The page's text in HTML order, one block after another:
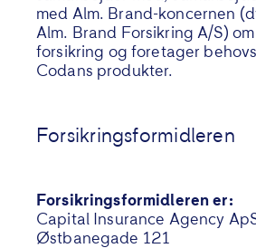
med Alm. Brand-koncernen
Alm. Brand Forsikring A/S)
forsikring og foretager
Codans produkter.
Forsikringsformidleren
Forsikringsformidleren er:
Capital Insurance Agency
Østbanegade 121